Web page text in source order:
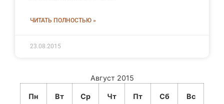
ЧИТАТЬ ПОЛНОСТЬЮ »
23.08.2015
Август 2015
Пн Вт Ср Чт Пт Сб Вс